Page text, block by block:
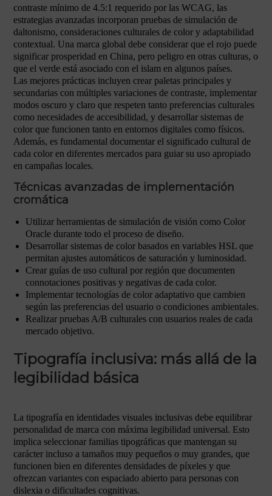
contraste mínimo de 4.5:1 requerido por las WCAG, las
estrategias avanzadas incorporan pruebas de simulación de
daltonismo, consideraciones culturales de color y adaptabilidad
contextual. Una marca global debe considerar que el rojo puede
significar prosperidad en China, pero peligro en otras culturas, o
que el verde está asociado con el islam en algunos países.
Las mejores prácticas incluyen crear paletas principales y
secundarias con múltiples variaciones de contraste, implementar
modos oscuro y claro que respeten tanto preferencias culturales
como necesidades de accesibilidad, y desarrollar sistemas de
color que funcionen tanto en entornos digitales como físicos.
Además, es fundamental documentar el significado cultural de
cada color en diferentes mercados para guiar su uso apropiado
en campañas locales.
Técnicas avanzadas de implementación
cromática
Utilizar herramientas de simulación de visión como Color
Oracle durante todo el proceso de diseño.
Desarrollar sistemas de color basados en variables HSL que
permitan ajustes automáticos de saturación y luminosidad.
Crear guías de uso cultural por región que documenten
connotaciones positivas y negativas de cada color.
Implementar tecnologías de color adaptativo que cambien
según las preferencias del usuario o condiciones ambientales.
Realizar pruebas A/B culturales con usuarios reales de cada
mercado objetivo.
Tipografía inclusiva: más allá de la
legibilidad básica
La tipografía en identidades visuales inclusivas debe equilibrar
personalidad de marca con máxima legibilidad universal. Esto
implica seleccionar familias tipográficas que mantengan su
carácter incluso a tamaños muy pequeños o muy grandes, que
funcionen bien en diferentes densidades de píxeles y que
ofrezcan variantes con espaciado abierto para personas con
dislexia o dificultades cognitivas.